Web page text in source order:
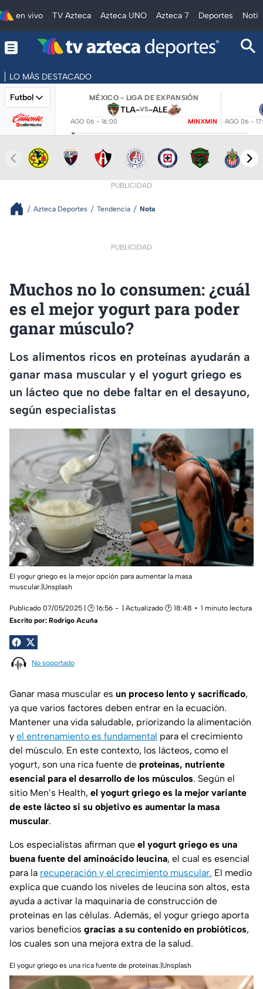
en vivo TV Azteca Azteca UNO Azteca 7 Deportes
LO MÁS DESTACADO
Futbol MÉXICO - LIGA DE EXPANSIÓN
TLA-VS-ALE
AGO 06 - 16:00 MINXMIN AGO 06 -
PUBLICIDAD
Azteca Deportes Tendencia Nota
PUBLICIDAD
Muchos no lo consumen: ¿cuál
es el mejor yogurt para poder
ganar músculo?
Los alimentos ricos en proteínas ayudarán a
ganar masa muscular y el yogurt griego es
un lácteo que no debe faltar en el desayuno,
según especialistas
El yogur griego es la mejor opción para aumentar la masa
muscular.|Unsplash
Publicado 07/05/2025 | 🕑 16:56 | Actualizado 🕑 18:48
1 minuto lectura
Escrito por: Rodrigo Acuña
No soportado
Ganar masa muscular es un proceso lento y sacrificado,
ya que varios factores deben entrar en la ecuación.
Mantener una vida saludable, priorizando la alimentación
y el entrenamiento es fundamental para el crecimiento
del músculo. En este contexto, los lácteos, como el
yogurt, son una rica fuente de proteínas, nutriente
esencial para el desarrollo de los músculos. Según el
sitio Men’s Health, el yogurt griego es la mejor variante
de este lácteo si su objetivo es aumentar la masa
muscular.
Los especialistas afirman que el yogurt griego es una
buena fuente del aminoácido leucina, el cual es esencial
para la recuperación y el crecimiento muscular. El medio
explica que cuando los niveles de leucina son altos, esta
ayuda a activar la maquinaria de construcción de
proteínas en las células. Además, el yogur griego aporta
varios beneficios gracias a su contenido en probióticos,
los cuales son una mejora extra de la salud.
El yogur griego es una rica fuente de proteínas.|Unsplash